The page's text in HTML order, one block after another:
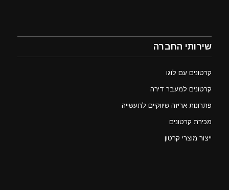
שירותי החברה
קרטונים עם לוגו
קרטונים למעבר דירה
פתרונות אריזה שיווקיים לתעשייה
מכירת קרטונים
ייצור מוצרי קרטון